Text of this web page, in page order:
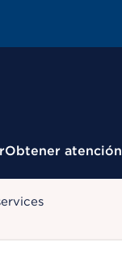
Obtener atención